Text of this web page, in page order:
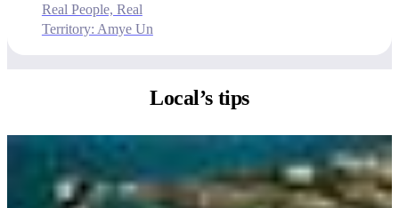
Real People, Real
Territory: Amye Un
Local’s tips